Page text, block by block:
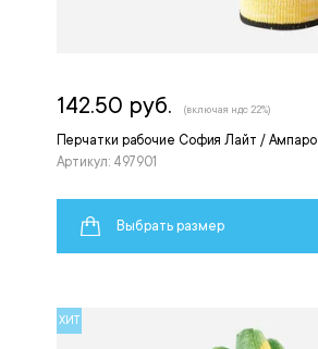
Перчатки рабочие София Лайт / Ампаро
Артикул: 497901
142.50 руб. (включая ндс 22%)
Выбрать размер
ХИТ